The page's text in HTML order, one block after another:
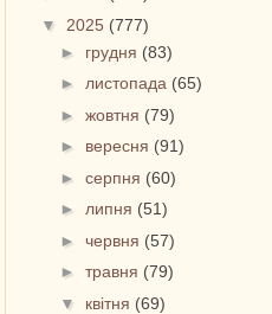
▼ 2025 (777)
► грудня (83)
►листопада (65)
►жовтня (79)
► вересня (91)
►серпня (60)
►липня (51)
►червня (57)
►травня (79)
▼ квітня (69)